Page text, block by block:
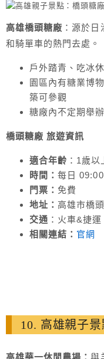
高雄橋頭糖廠 ：源於
和騎單車的熱門去處。
戶外踏青、吃冰
園區內有糖業博
築可參觀
糖廠內不定期舉
橋頭糖廠 旅遊資訊
適合年齡 ：1歲以
時間：每日
門票： 免費
地址： 高雄市橋
交通 ：火車&捷
相關連結： 官網
10. 高雄親子